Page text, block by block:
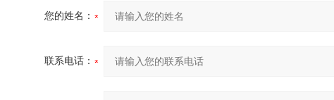
您的姓名：
联系电话：